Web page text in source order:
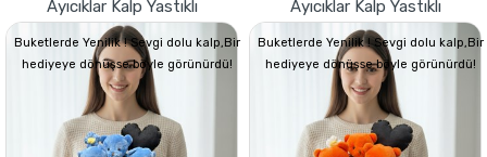
Ayıcıklar Kalp Yastıklı
Buketlerde Yenilik ! Sevgi dolu kalp,Bir
hediyeye dönüşse böyle görünürdü!
Ayıcıklar Kalp Yastıklı
Buketlerde Yenilik ! Sevgi dolu kalp,Bir
hediyeye dönüşse böyle görünürdü!